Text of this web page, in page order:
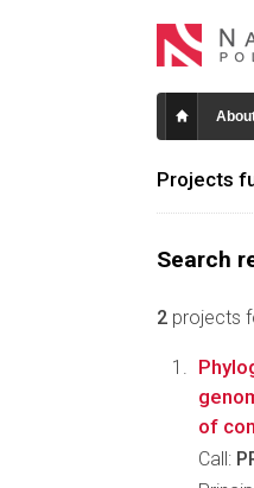
Projects
Search
2 projects
of
Call: